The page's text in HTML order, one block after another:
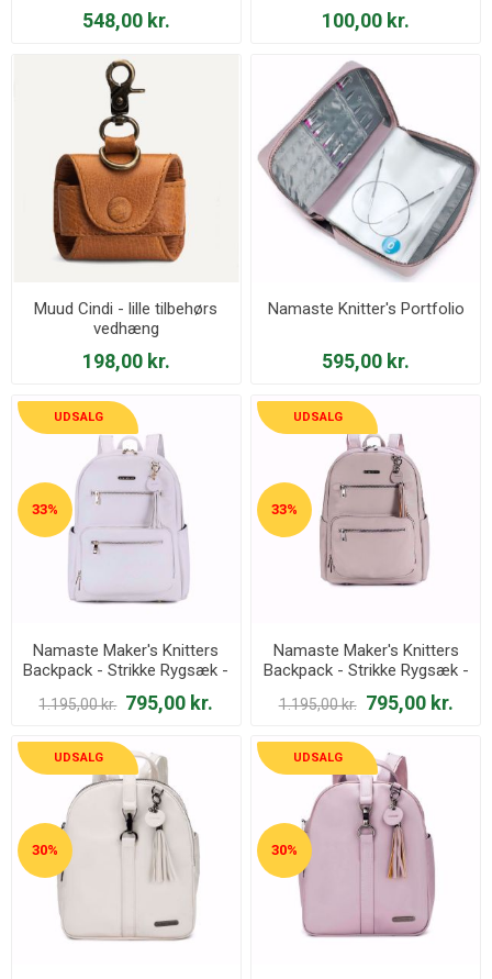
548,00 kr. 100,00 kr.
Muud Cindi - lille tilbehørs
vedhæng
198,00 kr.
Namaste Knitter's Portfolio
595,00 kr.
UDSALG
33%
Namaste Maker's Knitters
Backpack - Strikke Rygsæk -
1.195,00 kr. 795,00 kr.
UDSALG
33%
Namaste Maker's Knitters
Backpack - Strikke Rygsæk -
1.195,00 kr. 795,00 kr.
UDSALG
30%
UDSALG
30%